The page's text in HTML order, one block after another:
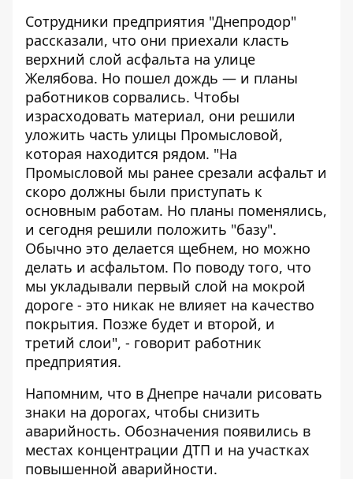
Сотрудники предприятия "Днепродор"
рассказали, что они приехали класть
верхний слой асфальта на улице
Желябова. Но пошел дождь — и планы
работников сорвались. Чтобы
израсходовать материал, они решили
уложить часть улицы Промысловой,
которая находится рядом. "На
Промысловой мы ранее срезали асфальт и
скоро должны были приступать к
основным работам. Но планы поменялись,
и сегодня решили положить "базу".
Обычно это делается щебнем, но можно
делать и асфальтом. По поводу того, что
мы укладывали первый слой на мокрой
дороге - это никак не влияет на качество
покрытия. Позже будет и второй, и
третий слои", - говорит работник
предприятия.
Напомним, что в Днепре начали рисовать
знаки на дорогах, чтобы снизить
аварийность. Обозначения появились в
местах концентрации ДТП и на участках
повышенной аварийности.